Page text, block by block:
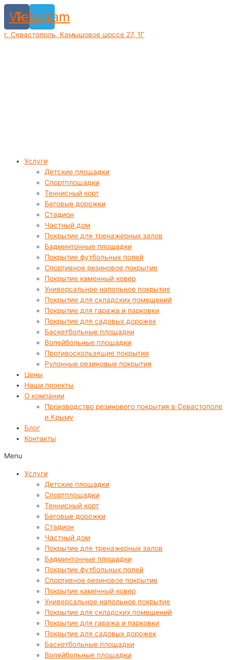
Перейти
содержимому
Vk
Telegram
г. Севастополь, Камышовое шоссе 27, 1Г
Услуги
Детские площадки
Спортплощадки
Теннисный корт
Беговые дорожки
Стадион
Частный дом
Покрытие для тренажерных залов
Бадминтонные площадки
Покрытие футбольных полей
Спортивное резиновое покрытие
Покрытие каменный ковер
Универсальное напольное покрытие
Покрытие для складских помещений
Покрытие для гаража и парковки
Покрытие для садовых дорожек
Баскетбольные площадки
Волейбольные площадки
Противоскользящие покрытия
Рулонные резиновые покрытия
Цены
Наши проекты
О компании
Производство резинового покрытия в Севастополе
и Крыму
Блог
Контакты
Menu
Услуги
Детские площадки
Спортплощадки
Теннисный корт
Беговые дорожки
Стадион
Частный дом
Покрытие для тренажерных залов
Бадминтонные площадки
Покрытие футбольных полей
Спортивное резиновое покрытие
Покрытие каменный ковер
Универсальное напольное покрытие
Покрытие для складских помещений
Покрытие для гаража и парковки
Покрытие для садовых дорожек
Баскетбольные площадки
Волейбольные площадки